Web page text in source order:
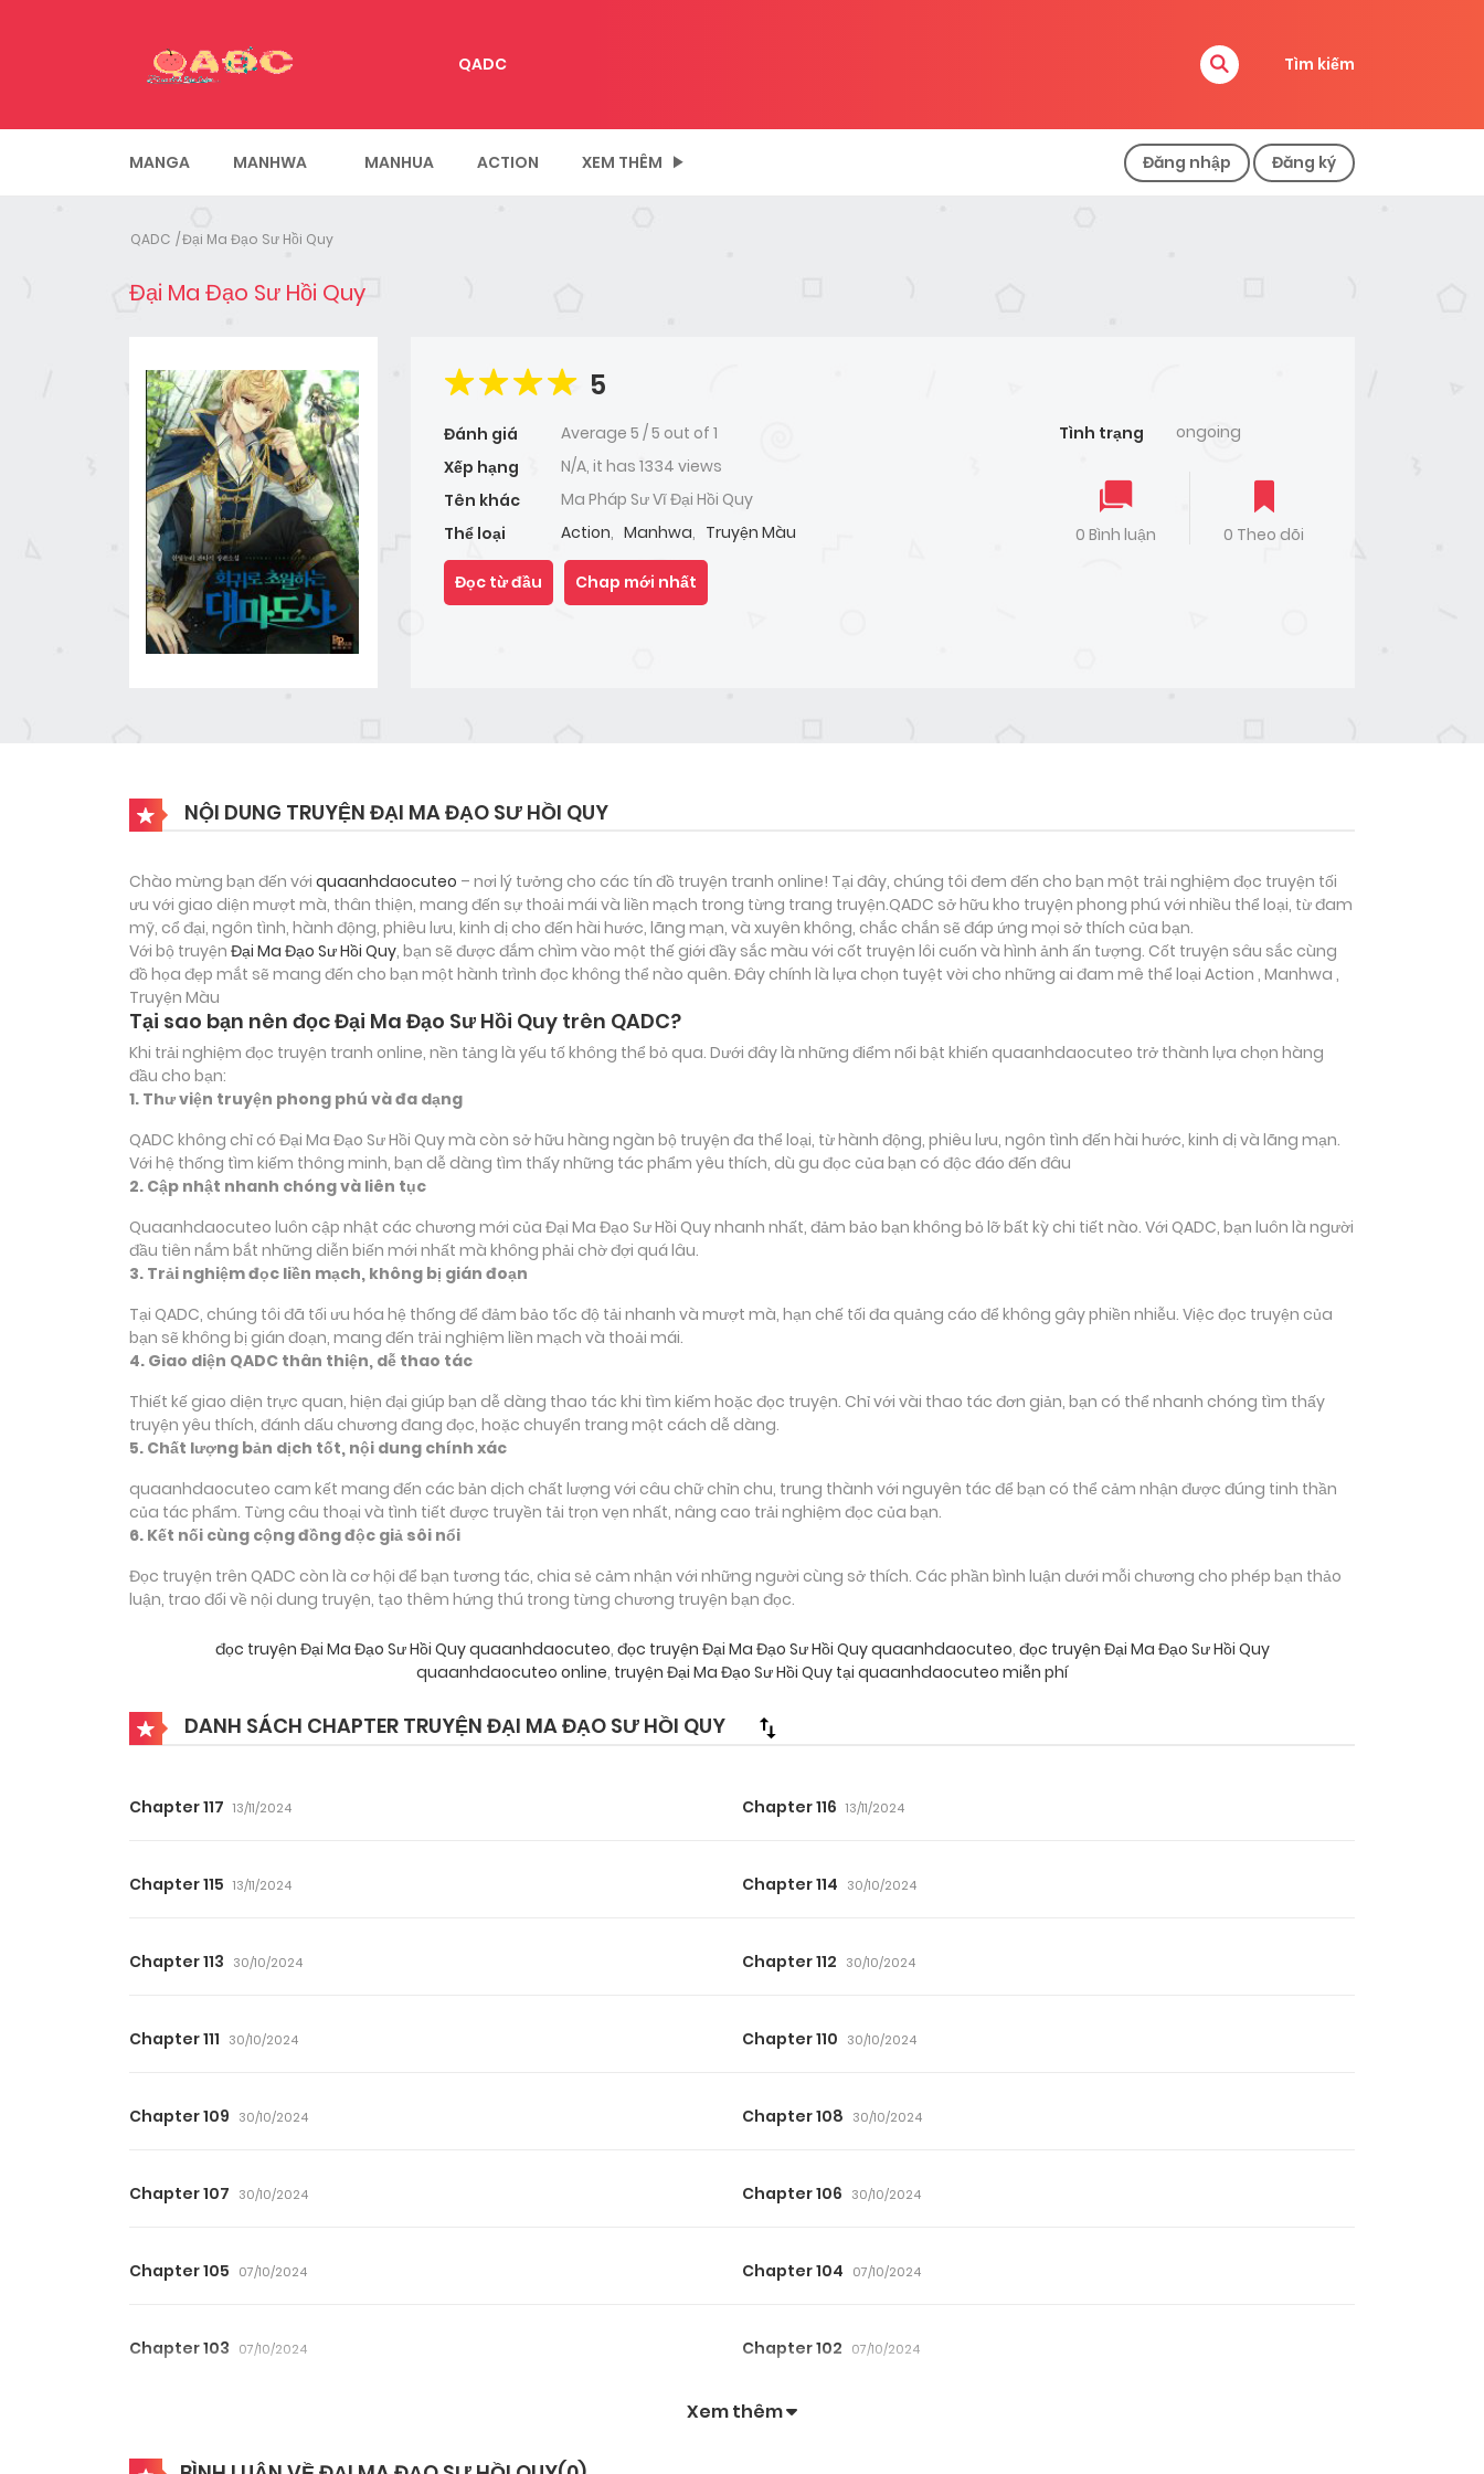
QADC Tìm kiếm
MANGA MANHWA MANHUA ACTION XEM THÊM Đăng nhập Đăng ký
QADC Đại Ma Đạo Sư Hồi Quy
Đại Ma Đạo Sư Hồi Quy
5
Đánh giá Average 5 /5 out of 1
Xếp hạng
N/A, it has 1334 views
Tên khác
Ma Pháp Sư Vĩ Đại Hồi Quy
Thể loại
Action, Manhwa, Truyện Màu
Tình trạng ongoing
0 Bình luận 0 Theo dõi
Đọc từ đầu Chap mới nhất
NỘI DUNG TRUYỆN ĐẠI MA ĐẠO SƯ HỒI QUY
Chào mừng bạn đến với quaanhdaocuteo – nơi lý tưởng cho các tín đồ truyện tranh online! Tại đây, chúng tôi đem đến cho bạn một trải nghiệm đọc truyện tối
ưu với giao diện mượt mà, thân thiện, mang đến sự thoải mái và liền mạch trong từng trang truyện.QADC sở hữu kho truyện phong phú với nhiều thể loại, từ đam
mỹ, cổ đại, ngôn tình, hành động, phiêu lưu, kinh dị cho đến hài hước, lãng mạn, và xuyên không, chắc chắn sẽ đáp ứng mọi sở thích của bạn.
Với bộ truyện Đại Ma Đạo Sư Hồi Quy, bạn sẽ được đắm chìm vào một thế giới đầy sắc màu với cốt truyện lôi cuốn và hình ảnh ấn tượng. Cốt truyện sâu sắc cùng
đồ họa đẹp mắt sẽ mang đến cho bạn một hành trình đọc không thể nào quên. Đây chính là lựa chọn tuyệt vời cho những ai đam mê thể loại Action , Manhwa ,
Truyện Màu
Tại sao bạn nên đọc Đại Ma Đạo Sư Hồi Quy trên QADC?
Khi trải nghiệm đọc truyện tranh online, nền tảng là yếu tố không thể bỏ qua. Dưới đây là những điểm nổi bật khiến quaanhdaocuteo trở thành lựa chọn hàng
đầu cho bạn:
1. Thư viện truyện phong phú và đa dạng
QADC không chỉ có Đại Ma Đạo Sư Hồi Quy mà còn sở hữu hàng ngàn bộ truyện đa thể loại, từ hành động, phiêu lưu, ngôn tình đến hài hước, kinh dị và lãng mạn.
Với hệ thống tìm kiếm thông minh, bạn dễ dàng tìm thấy những tác phẩm yêu thích, dù gu đọc của bạn có độc đáo đến đâu
2. Cập nhật nhanh chóng và liên tục
Quaanhdaocuteo luôn cập nhật các chương mới của Đại Ma Đạo Sư Hồi Quy nhanh nhất, đảm bảo bạn không bỏ lỡ bất kỳ chi tiết nào. Với QADC, bạn luôn là người
đầu tiên nắm bắt những diễn biến mới nhất mà không phải chờ đợi quá lâu.
3. Trải nghiệm đọc liền mạch, không bị gián đoạn
Tại QADC, chúng tôi đã tối ưu hóa hệ thống để đảm bảo tốc độ tải nhanh và mượt mà, hạn chế tối đa quảng cáo để không gây phiền nhiễu. Việc đọc truyện của
bạn sẽ không bị gián đoạn, mang đến trải nghiệm liền mạch và thoải mái.
4. Giao diện QADC thân thiện, dễ thao tác
Thiết kế giao diện trực quan, hiện đại giúp bạn dễ dàng thao tác khi tìm kiếm hoặc đọc truyện. Chỉ với vài thao tác đơn giản, bạn có thể nhanh chóng tìm thấy
truyện yêu thích, đánh dấu chương đang đọc, hoặc chuyển trang một cách dễ dàng.
5. Chất lượng bản dịch tốt, nội dung chính xác
quaanhdaocuteo cam kết mang đến các bản dịch chất lượng với câu chữ chỉn chu, trung thành với nguyên tác để bạn có thể cảm nhận được đúng tinh thần
của tác phẩm. Từng câu thoại và tình tiết được truyền tải trọn vẹn nhất, nâng cao trải nghiệm đọc của bạn.
6. Kết nối cùng cộng đồng độc giả sôi nổi
Đọc truyện trên QADC còn là cơ hội để bạn tương tác, chia sẻ cảm nhận với những người cùng sở thích. Các phần bình luận dưới mỗi chương cho phép bạn thảo
luận, trao đổi về nội dung truyện, tạo thêm hứng thú trong từng chương truyện bạn đọc.
đọc truyện Đại Ma Đạo Sư Hồi Quy quaanhdaocuteo, đọc truyện Đại Ma Đạo Sư Hồi Quy quaanhdaocuteo, đọc truyện Đại Ma Đạo Sư Hồi Quy
quaanhdaocuteo online, truyện Đại Ma Đạo Sư Hồi Quy tại quaanhdaocuteo miễn phí
DANH SÁCH CHAPTER TRUYỆN ĐẠI MA ĐẠO SƯ HỒI QUY
Chapter 117 13/11/2024 Chapter 116 13/11/2024
Chapter 115 13/11/2024 Chapter 114 30/10/2024
Chapter 113 30/10/2024 Chapter 112 30/10/2024
Chapter 111 30/10/2024 Chapter 110 30/10/2024
Chapter 109 30/10/2024 Chapter 108 30/10/2024
Chapter 107 30/10/2024 Chapter 106 30/10/2024
Chapter 105 07/10/2024 Chapter 104 07/10/2024
Chapter 103 07/10/2024 Chapter 102 07/10/2024
Xem thêm